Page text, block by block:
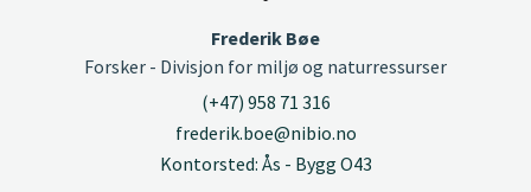
Frederik Bøe
Forsker - Divisjon for miljø og naturressurser
(+47) 958 71 316
frederik.boe@nibio.no
Kontorsted: Ås - Bygg O43